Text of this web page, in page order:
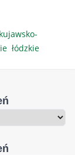
kujawsko-
łódzkie